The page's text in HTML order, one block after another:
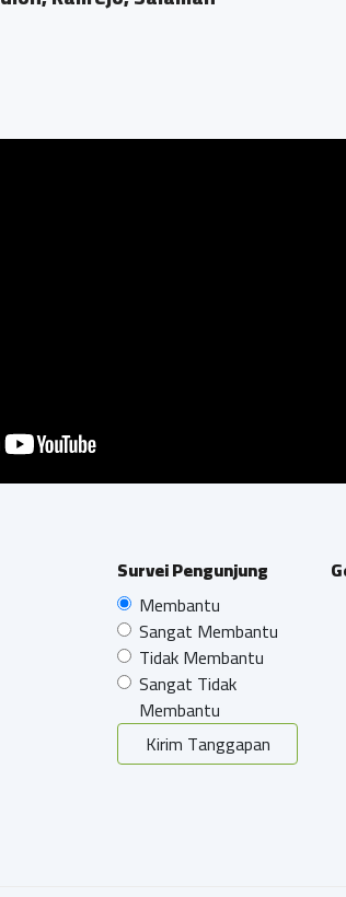
Survei Pengunjung
Membantu
Sangat Membantu
Tidak Membantu
Sangat Tidak
Membantu
Kirim Tanggapan